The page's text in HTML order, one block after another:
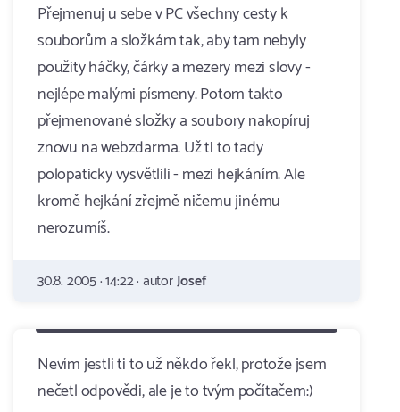
Přejmenuj u sebe v PC všechny cesty k
souborům a složkám tak, aby tam nebyly
použity háčky, čárky a mezery mezi slovy -
nejlépe malými písmeny. Potom takto
přejmenované složky a soubory nakopíruj
znovu na webzdarma. Už ti to tady
polopaticky vysvětlili - mezi hejkáním. Ale
kromě hejkání zřejmě ničemu jinému
nerozumíš.
30.8. 2005 · 14:22 · autorJosef
Nevím jestli ti to už někdo řekl, protože jsem
nečetl odpovědi, ale je to tvým počítačem:)